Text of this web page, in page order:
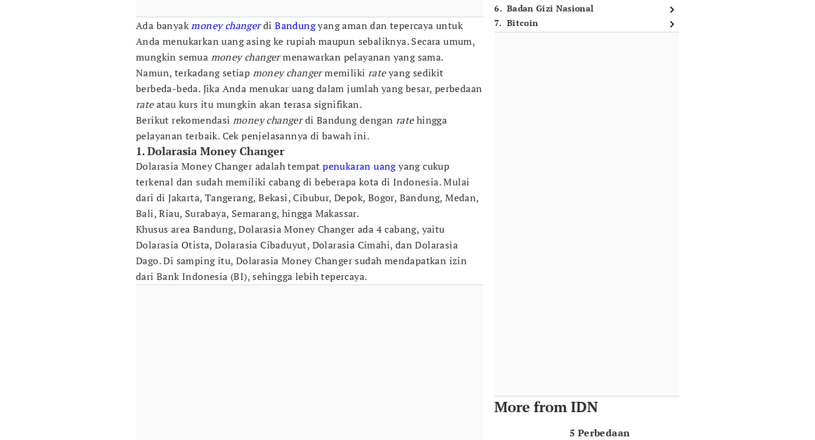
Ada banyakmoney changer diBandungyang aman dan tepercaya untuk
Anda menukarkan uang asing ke rupiah maupun sebaliknya. Secara umum,
mungkin semua money changermenawarkan pelayanan yang sama.
Namun, terkadang setiap money changermemiliki rateyang sedikit
berbeda-beda. Jika Anda menukar uang dalam jumlah yang besar, perbedaan
rateatau kurs itu mungkin akan terasa signifikan.
Berikut rekomendasi money changerdi Bandung dengan ratehingga
pelayanan terbaik. Cek penjelasannya di bawah ini.
1. Dolarasia Money Changer
Dolarasia Money Changer adalah tempatpenukaran uangyang cukup
terkenal dan sudah memiliki cabang di beberapa kota di Indonesia. Mulai
dari di Jakarta, Tangerang, Bekasi, Cibubur, Depok, Bogor, Bandung, Medan,
Bali, Riau, Surabaya, Semarang, hingga Makassar.
Khusus area Bandung, Dolarasia Money Changer ada 4 cabang, yaitu
Dolarasia Otista, Dolarasia Cibaduyut, Dolarasia Cimahi, dan Dolarasia
Dago. Di samping itu, Dolarasia Money Changer sudah mendapatkan izin
dari Bank Indonesia (BI), sehingga lebih tepercaya.
6. Badan Gizi Nasional
7. Bitcoin
More from IDN
5 Perbedaan